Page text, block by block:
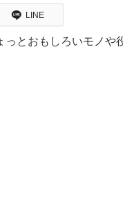
LINE
とおもしろいモノや